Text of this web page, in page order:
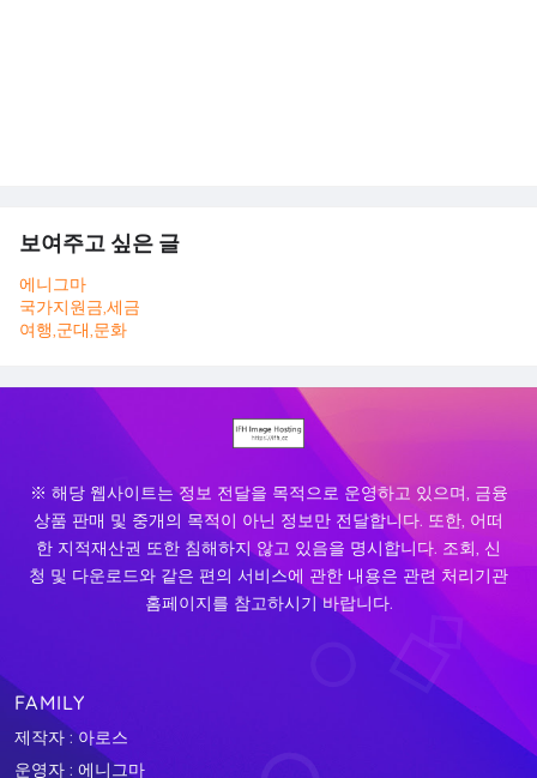
보여주고 싶은 글
에니그마
국가지원금,세금
여행,군대,문화
※ 해당 웹사이트는 정보 전달을 목적으로 운영하고 있으며, 금융
상품 판매 및 중개의 목적이 아닌 정보만 전달합니다. 또한, 어떠
한 지적재산권 또한 침해하지 않고 있음을 명시합니다. 조회, 신
청 및 다운로드와 같은 편의 서비스에 관한 내용은 관련 처리기관
홈페이지를 참고하시기 바랍니다.
FAMILY
제작자 : 아로스
운영자 : 에니그마